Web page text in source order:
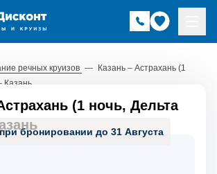
речных круизов — Казань – Астрахань (1
Казань
бронировании до 31 Августа
(1 ночь, Дельта